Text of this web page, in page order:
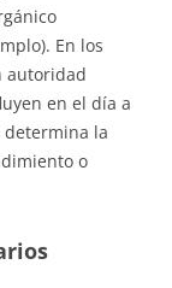
En los
autoridad
en el día a
determina la
o